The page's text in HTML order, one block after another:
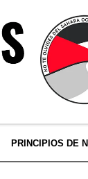
PRINCIPIOS DE